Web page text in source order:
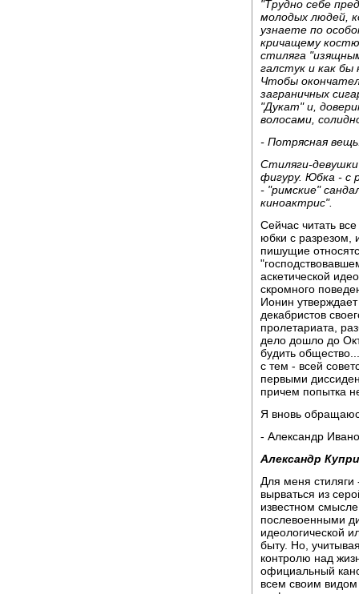
"Трудно себе
молодых людей,
узнаете по
кричащему
стиляга
галстук и как
Чтобы
заграничных
"Дукат" и,
волосами,
- Потрясная
Стиляги-
фигуру. Юбка - с
- "римские"
киноактрис".
Сейчас читать
юбки с разрезом,
пишущие
аскетической
скромного
Ионин
декабристов
пролетариата,
дело дошло до
будить
с тем - всей
первыми
причем попытка
Я вновь
- Александр
Александр
Для меня стиляги
вырваться из
известном
послевоенными
идеологической
быту. Но,
контролю над
официальный
всем своим